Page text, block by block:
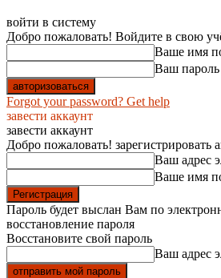
войти в систему
Добро пожаловать! Войдите в свою
Ваше имя
Ваш пароль
Forgot your password? Get help
завести аккаунт
завести аккаунт
Добро пожаловать! зарегистрировать
Ваш адрес
Ваше имя
Пароль будет выслан Вам по
восстановление пароля
Восстановите свой пароль
Ваш адрес